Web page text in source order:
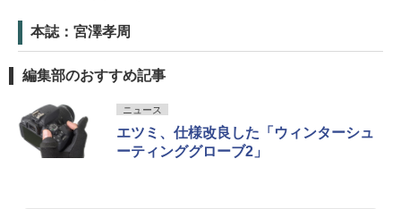
本誌：宮澤孝周
編集部のおすすめ記事
ニュース
エツミ、仕様改良した「ウィンターシュ
ーティンググローブ2」